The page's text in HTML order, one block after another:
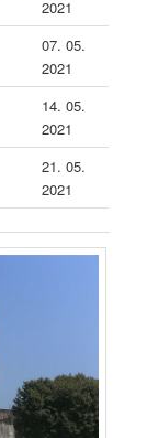
2021
07. 05.
2021
14. 05.
2021
21. 05.
2021